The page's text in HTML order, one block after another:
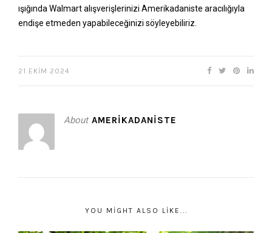
ışığında Walmart alışverişlerinizi Amerikadaniste aracılığıyla
endişe etmeden yapabileceğinizi söyleyebiliriz.
21 EKIM 2024
About AMERIKADANISTE
YOU MIGHT ALSO LIKE...